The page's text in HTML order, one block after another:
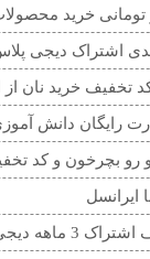
رایگان دانش
رو بچرخون و کد
ایرانسل